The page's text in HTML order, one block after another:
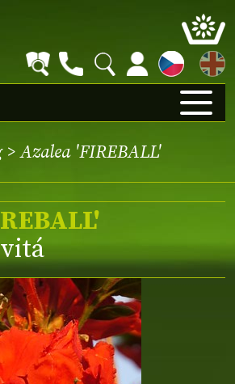
EN
> Azalea 'FIREBALL'